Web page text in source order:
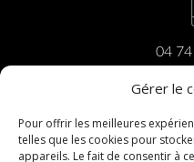
Gérer le
Pour offrir les meilleures
telles que les cookies pour
appareils. Le fait de consentir à
04